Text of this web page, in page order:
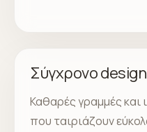
Σύγχρονο design
Καθαρές γραμμές και
που ταιριάζουν